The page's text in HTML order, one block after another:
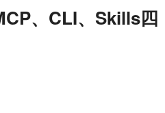
、CLI、Skills四